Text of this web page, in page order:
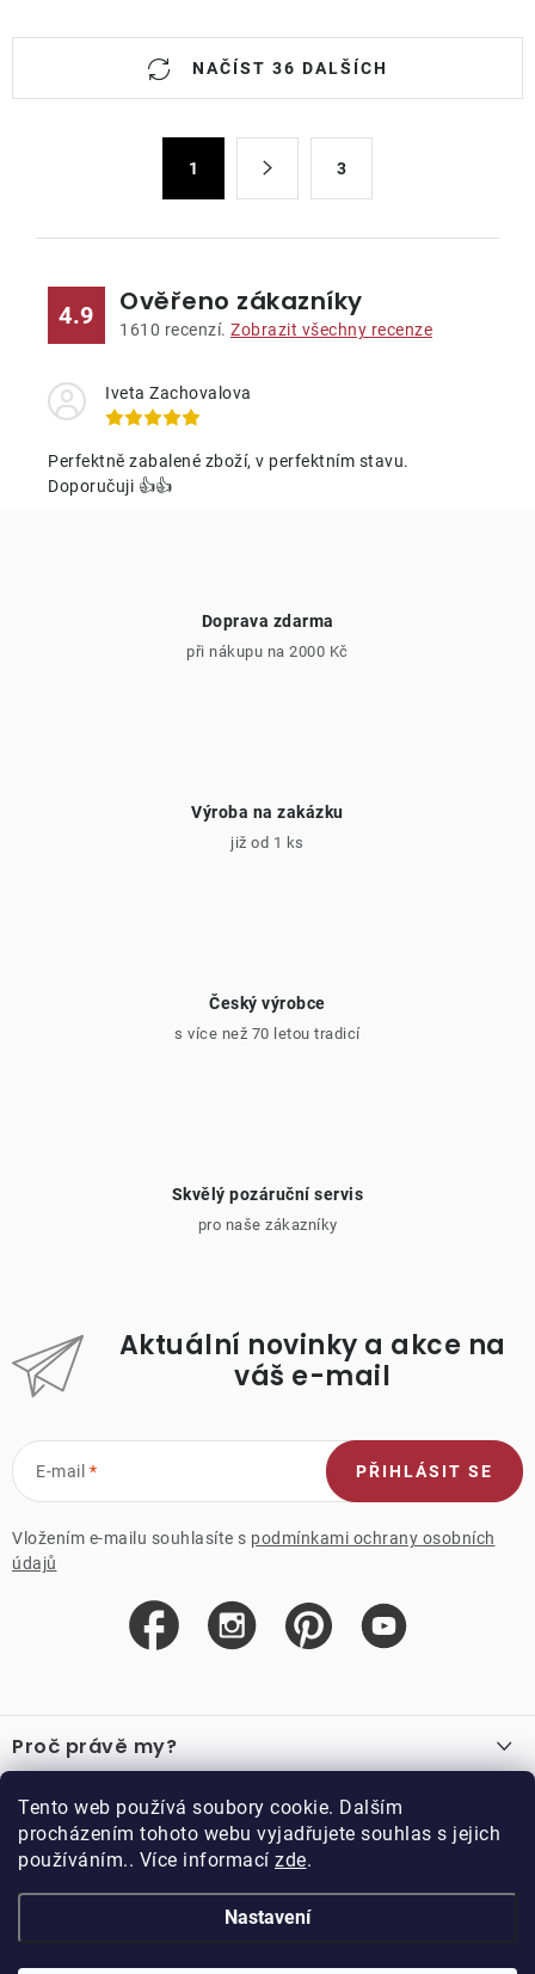
Tento web používá soubory cookie. Dalším
procházením tohoto webu vyjadřujete souhlas s jejich
používáním.. Více informací zde.
Nastavení
O
NAČÍST 36 DALŠÍCH
1 3
4.9 Ověřeno zákazníky
1610 recenzí. Zobrazit všechny recenze
Iveta Zachovalova
Perfektně zabalené zboží, v perfektním stavu.
Doporučuji 👍👍
Doprava zdarma
při nákupu na 2000 Kč
Výroba na zakázku
již od 1 ks
Český výrobce
s více než 70 letou tradicí
Skvělý pozáruční servis
pro naše zákazníky
Aktuální novinky a akce na
váš e-mail
E-mail
Vložením e-mailu souhlasíte s podmínkami ochrany osobních
údajů
PŘIHLÁSIT SE
á
p
a
Proč právě my?
Recenze
Důležité odkazy
Velkoobchod
Vzorková prodejna
Kariéra
O nákupu
Obchodní podmínky
Podmínky věrnostního programu